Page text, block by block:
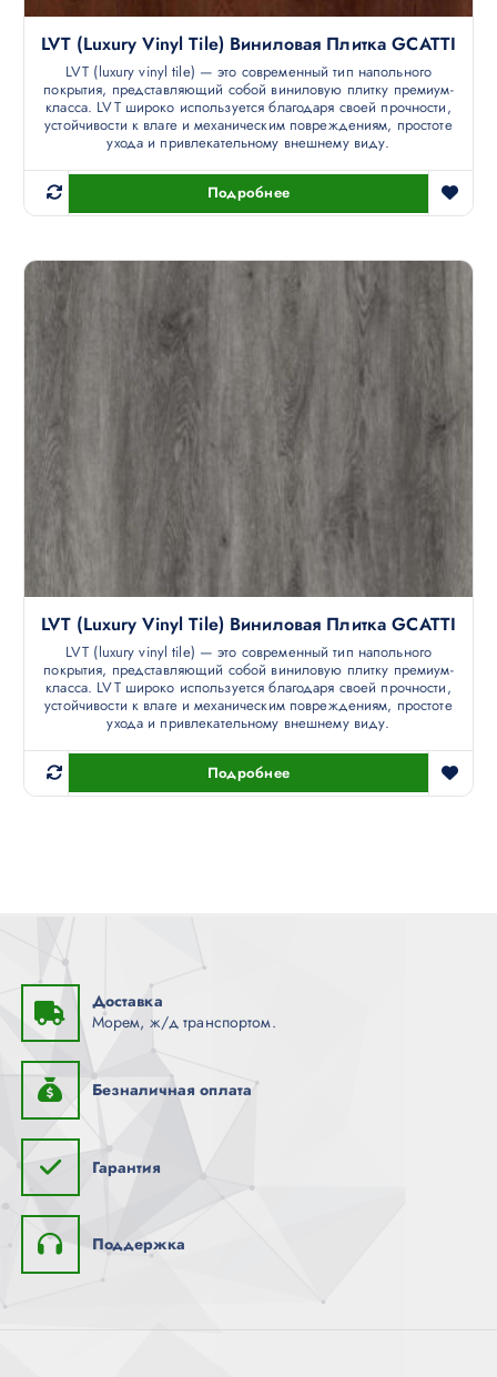
LVT (luxury Vinyl Tile) Виниловая Плитка GCATTI
LVT (luxury vinyl tile) — это современный тип напольного
покрытия, представляющий собой виниловую плитку премиум-
класса. LVT широко используется благодаря своей прочности,
устойчивости к влаге и механическим повреждениям, простоте
ухода и привлекательному внешнему виду.
Подробнее
LVT (luxury Vinyl Tile) Виниловая Плитка GCATTI
LVT (luxury vinyl tile) — это современный тип напольного
покрытия, представляющий собой виниловую плитку премиум-
класса. LVT широко используется благодаря своей прочности,
устойчивости к влаге и механическим повреждениям, простоте
ухода и привлекательному внешнему виду.
Подробнее
Доставка
Морем, ж/д транспортом.
Безналичная оплата
Гарантия
Поддержка